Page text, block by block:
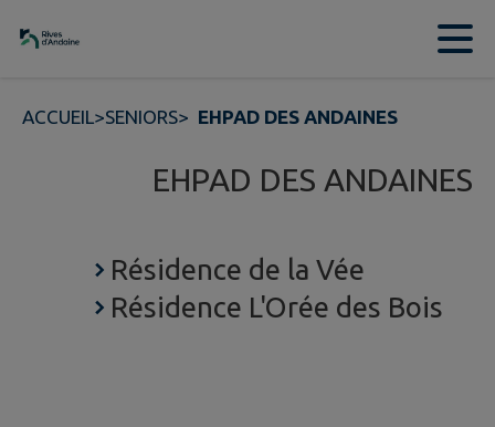
Contenu
ACCUEIL>SENIORS> EHPAD DES ANDAINES
EHPAD DES ANDAINES
Résidence de la Vée
Résidence L'Orée des Bois